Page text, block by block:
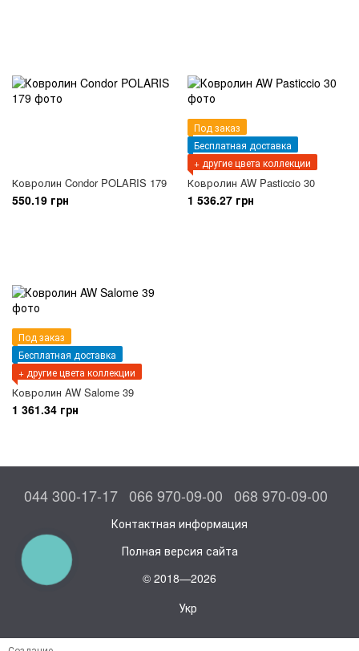
Ковролин Condor POLARIS 179
550.19 грн
Под заказ
Бесплатная доставка
+ другие цвета коллекции
Ковролин AW Pasticcio 30
1 536.27 грн
Под заказ
Бесплатная доставка
+ другие цвета коллекции
Ковролин AW Salome 39
1 361.34 грн
044 300-17-17 066 970-09-00 068 970-09-00
Контактная информация
Полная версия сайта
© 2018—2026
Укр